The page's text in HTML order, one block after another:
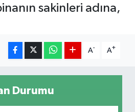
sakinleri adına,
A- A+
Durumu